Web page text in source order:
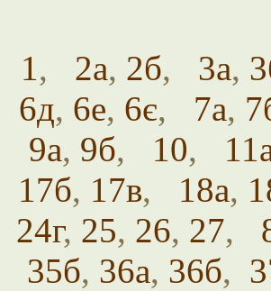
1, 2а, 2б, 3а,
6д, 6е, 6є, 7а,
9а, 9б, 10,
17б, 17в, 18а,
24г, 25, 26, 27,
35б, 36а, 36б,